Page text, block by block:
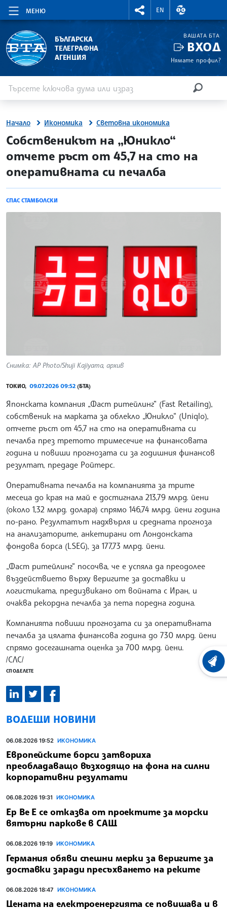
МЕНЮ
RIGHTMENU.SOCIAL
EN
ВАЛУТНИ
БЪЛГАРСКА
ТЕЛЕГРАФНА
АГЕНЦИЯ
ВАШАТА БТА
ВХОД
Нямате профил?
Начало Икономика Световна икономика
site.bta
Собственикът на „Юникло“
отчете ръст от 45,7 на сто на
оперативната си печалба
СПАС СТАМБОЛСКИ
Снимка: AP Photo/Shuji Kajiyama, архив
ТОКИО, 09.07.2026 09:52 (БТА)
Японската компания „Фаст ритейлинг“ (Fast Retailing),
собственик на марката за облекло „Юникло“ (Uniqlo),
отчете ръст от 45,7 на сто на оперативната си
печалба през третото тримесечие на финансовата
година и повиши прогнозата си за годишния финансов
резултат, предаде Ройтерс.
Оперативната печалба на компанията за трите
месеца до края на май е достигнала 213,79 млрд. йени
(около 1,32 млрд. долара) спрямо 146,74 млрд. йени година
по-рано. Резултатът надхвърля и средната прогноза
на анализаторите, анкетирани от Лондонската
фондова борса (LSEG), за 177,73 млрд. йени.
„Фаст ритейлинг“ посочва, че е успяла да преодолее
въздействието върху веригите за доставки и
логистиката, предизвикано от войната с Иран, и
очаква рекордна печалба за пета поредна година.
Компанията повиши прогнозата си за оперативната
печалба за цялата финансова година до 730 млрд. йени
спрямо досегашната оценка за 700 млрд. йени.
/СЛС/
СПОДЕЛЕТЕ
ВОДЕЩИ НОВИНИ
06.08.2026 19:52 ИКОНОМИКА
Европейските борси затвориха
преобладаващо възходящо на фона на силни
корпоративни резултати
06.08.2026 19:31 ИКОНОМИКА
Ер Ве Е се отказва от проектите за морски
вятърни паркове в САЩ
06.08.2026 19:19 ИКОНОМИКА
Германия обяви спешни мерки за веригите за
доставки заради пресъхването на реките
06.08.2026 18:47 ИКОНОМИКА
Цената на електроенергията се повишава и в